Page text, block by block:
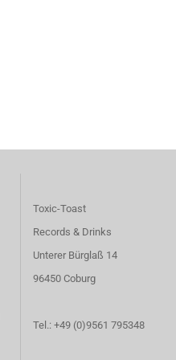
Toxic-Toast
Records & Drinks
Unterer Bürglaß 14
96450 Coburg
Tel.: +49 (0)9561 795348